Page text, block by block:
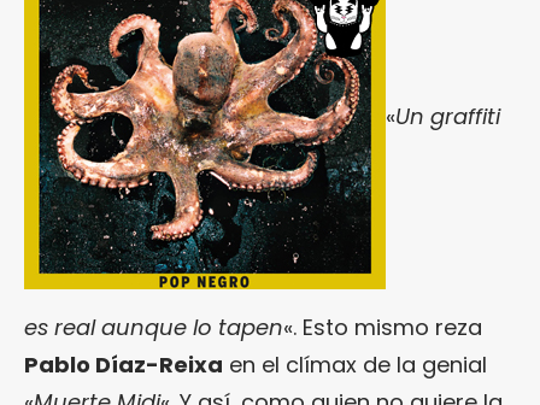
«Un graffiti
es real aunque lo tapen«. Esto mismo reza
Pablo Díaz-Reixa en el clímax de la genial